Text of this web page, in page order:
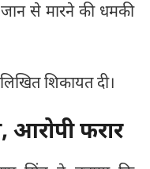
जान से मारने की धमकी
शिकायत दी।
आरोपी फरार